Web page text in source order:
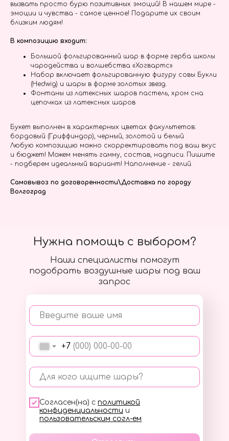
вызвать просто бурю позитивных эмоций! В нашем мире -
эмоции и чувства - самое ценное! Подарите их своим
близким людям!
В композицию входит:
Большой фольгированный шар в форме герба школы
чародейства и волшебства «Хогвартс»
Набор включает фольгированную фигуру совы Букли
(Hedwig) и шары в форме золотых звезд.
Фонтаны из латексных шаров пастель, хром сна
цепочках из латексных шаров
Букет выполнен в характерных цветах факультетов:
бордовый (Гриффиндор), черный, золотой и белый
Любую композицию можно скорректировать под ваш вкус
и бюджет! Можем менять гамму, состав, надписи. Пишите
- подберем идеальный вариант! Наполнение - гелий.
Самовывоз по договоренности\Доставка по городу
Волгоград
Наши специалисты помогут
подобрать воздушные шары под ваш
запрос
Введите ваше имя
+7
Для кого ищите шары?
Согласен(на) с политикой
конфиденциальности и
пользовательским согл-ем
Нужна помощь с выбором?